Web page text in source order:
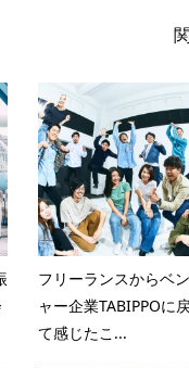
フリーランスからベ
ャー企業TABIPPOに
て感じたこ...